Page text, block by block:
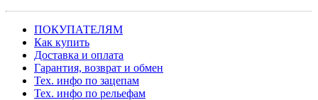
ПОКУПАТЕЛЯМ
Как купить
Доставка и оплата
Гарантия, возврат и обмен
Тех. инфо по зацепам
Тех. инфо по рельефам